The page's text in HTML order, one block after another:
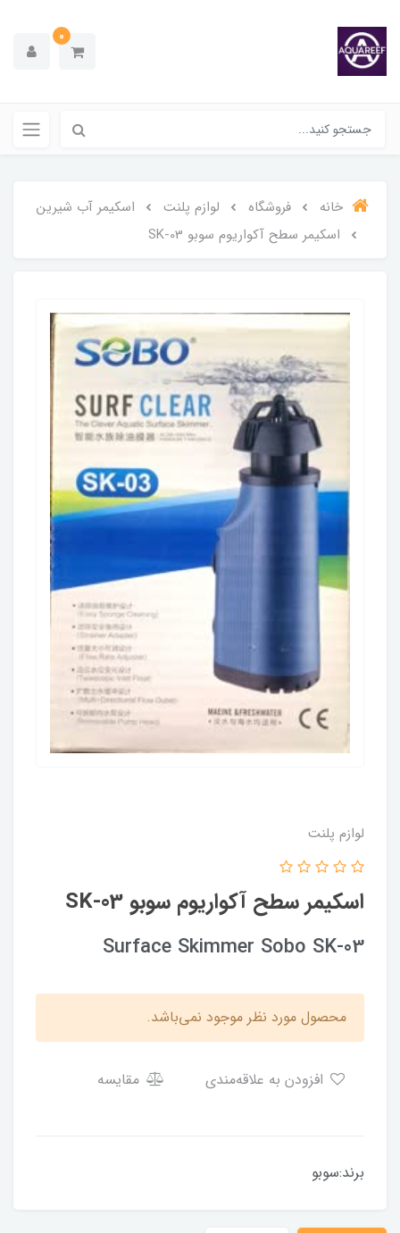
0
خانه فروشگاه لوازم پلنت
اسکیمر آب شیرین
اسکیمر سطح آکواریوم سوبو SK-03
لوازم پلنت
اسکیمر سطح آکواریوم سوبو SK-03
Surface Skimmer Sobo SK-03
محصول مورد نظر موجود نمی‌باشد.
مقایسه
برند:سوبو